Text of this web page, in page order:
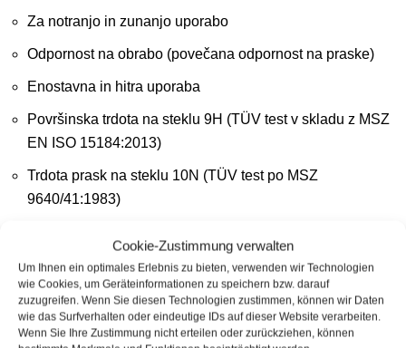
Cookie-Zustimmung verwalten
Um Ihnen ein optimales Erlebnis zu bieten, verwenden wir Technologien
wie Cookies, um Geräteinformationen zu speichern bzw. darauf
zuzugreifen. Wenn Sie diesen Technologien zustimmen, können wir Daten
wie das Surfverhalten oder eindeutige IDs auf dieser Website verarbeiten.
Wenn Sie Ihre Zustimmung nicht erteilen oder zurückziehen, können
Za notranjo in zunanjo uporabo
Odpornost na obrabo (povečana odpornost na praske)
Enostavna in hitra uporaba
Površinska trdota na steklu 9H (TÜV test v skladu z MSZ
EN ISO 15184:2013)
Trdota prask na steklu 10N (TÜV test po MSZ
9640/41:1983)
10.000 ciklih čiščenja 92° + 85° (test TÜV z vodo)
Debelina plasti približno 20 nm (nanometrov)
Hrapavost: 6 nm na površini